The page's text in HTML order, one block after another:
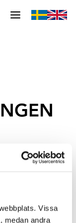
Vissa
medan andra